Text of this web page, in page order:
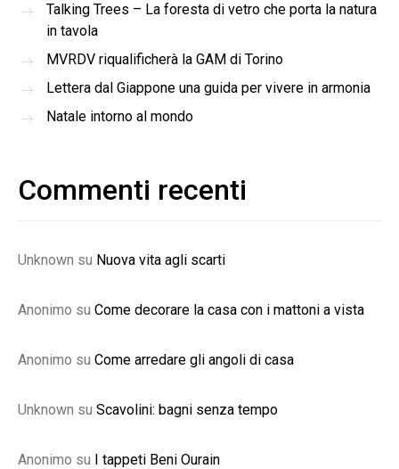
Talking Trees – La foresta di vetro che porta la natura
in tavola
MVRDV riqualificherà la GAM di Torino
Lettera dal Giappone una guida per vivere in armonia
Natale intorno al mondo
Commenti recenti
Unknown su Nuova vita agli scarti
Anonimo su Come decorare la casa con i mattoni a vista
Anonimo su Come arredare gli angoli di casa
Unknown su Scavolini: bagni senza tempo
Anonimo su I tappeti Beni Ourain